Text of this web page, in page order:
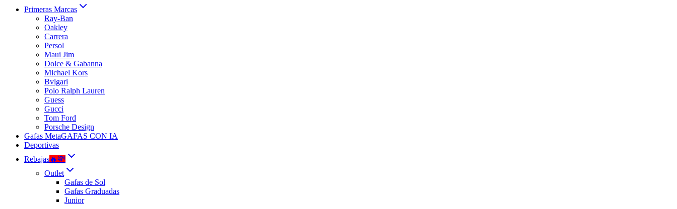
Primeras Marcas
Ray-Ban
Oakley
Carrera
Persol
Maui Jim
Dolce & Gabanna
Michael Kors
Bvlgari
Polo Ralph Lauren
Guess
Gucci
Tom Ford
Porsche Design
Gafas MetaGAFAS CON IA
Deportivas
Rebajas🔥💸
Outlet
Gafas de Sol
Gafas Graduadas
Junior